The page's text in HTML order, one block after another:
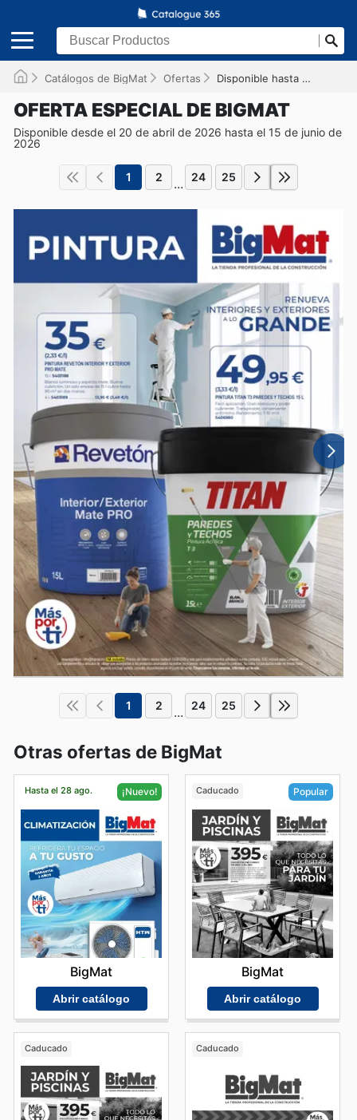
Catálogos de BigMat Ofertas Disponible hasta el 15/06/2026
OFERTA ESPECIAL DE BIGMAT
Disponible desde el 20 de abril de 2026 hasta el 15 de junio de
2026
1 2 ... 24 25
1 2 ... 24 25
Otras ofertas de BigMat
Hasta el 28 ago. ¡Nuevo!
BigMat
Abrir catálogo
Caducado Popular
BigMat
Abrir catálogo
Caducado Caducado